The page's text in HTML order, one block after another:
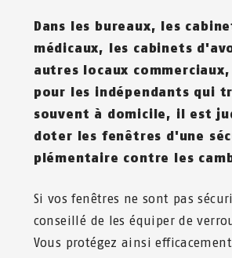
Dans les bureaux, les
médicaux, les cabinets
autres locaux
pour les indépendants qui
souvent à domicile, il est
doter les fenêtres d'une
plémen­taire contre les
Si vos fenêtres ne sont pas
conseillé de les équiper de
Vous protégez ainsi